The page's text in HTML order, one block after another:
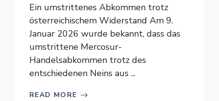
Ein umstrittenes Abkommen trotz
österreichischem Widerstand Am 9.
Januar 2026 wurde bekannt, dass das
umstrittene Mercosur-
Handelsabkommen trotz des
entschiedenen Neins aus ...
READ MORE